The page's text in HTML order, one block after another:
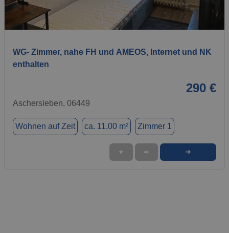
WG- Zimmer, nahe FH und AMEOS, Internet und NK
enthalten
290 €
Aschersleben, 06449
Wohnen auf Zeit ca. 11,00 m² Zimmer 1
★ ➦ ➜